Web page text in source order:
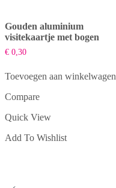
Gouden aluminium
visitekaartje met bogen
€ 0,30
Toevoegen aan winkelwagen
Compare
Quick View
Add To Wishlist